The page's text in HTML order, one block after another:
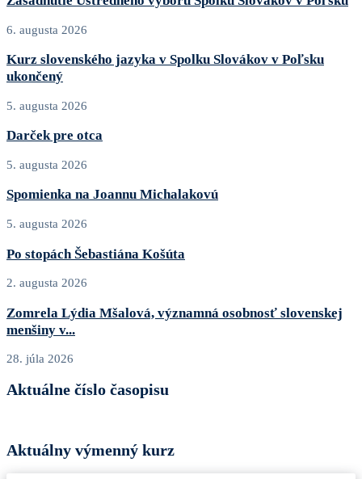
6. augusta 2026
Kurz slovenského jazyka v Spolku Slovákov v Poľsku
ukončený
5. augusta 2026
Darček pre otca
5. augusta 2026
Spomienka na Joannu Michalakovú
5. augusta 2026
Po stopách Šebastiána Košúta
2. augusta 2026
Zomrela Lýdia Mšalová, významná osobnosť slovenskej
menšiny v...
28. júla 2026
Aktuálne číslo časopisu
Aktuálny výmenný kurz